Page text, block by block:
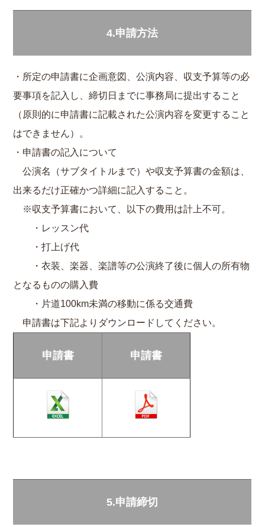
4.申請方法
・所定の申請書に企画意図、公演内容、収支予算等の必
要事項を記入し、締切日までに事務局に提出すること
（原則的に申請書に記載された公演内容を変更すること
はできません）。
・申請書の記入について
公演名（サブタイトルまで）や収支予算書の金額は、
出来るだけ正確かつ詳細に記入すること。
※収支予算書において、以下の費用は計上不可。
・レッスン代
・打上げ代
・衣装、楽器、楽譜等の公演終了後に個人の所有物
となるものの購入費
・片道100km未満の移動に係る交通費
申請書は下記よりダウンロードしてください。
申請書 申請書
5.申請締切